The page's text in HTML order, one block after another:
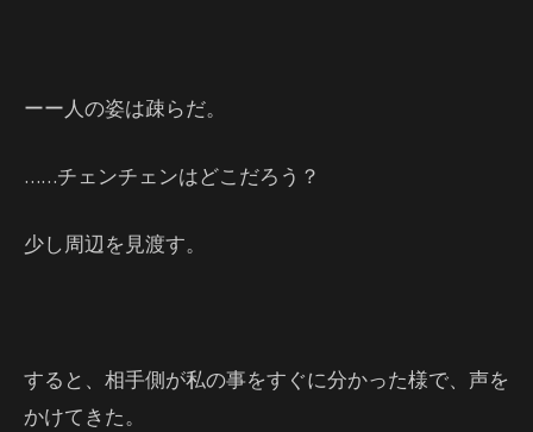
ーー人の姿は疎らだ。
……チェンチェンはどこだろう？
少し周辺を見渡す。
すると、相手側が私の事をすぐに分かった様で、声を
かけてきた。